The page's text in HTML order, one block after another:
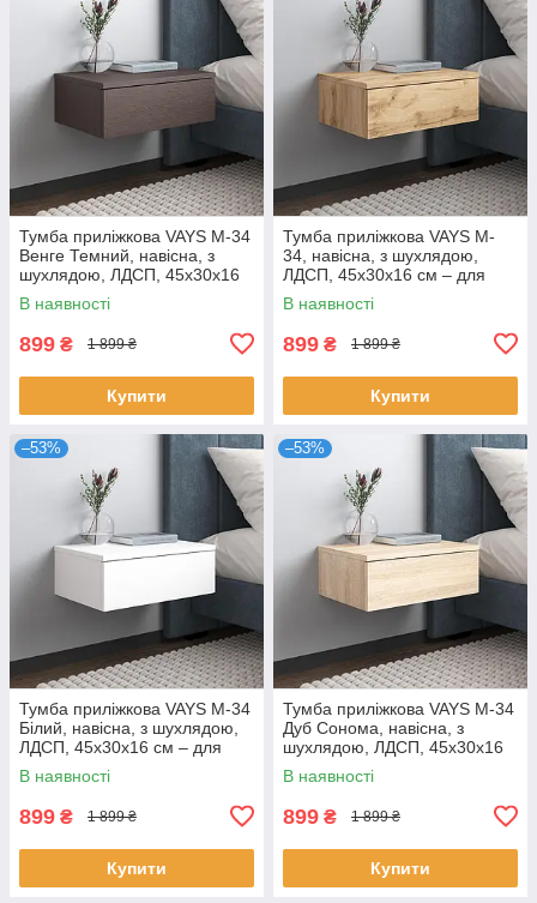
Тумба приліжкова VAYS M-34
Венге Темний, навісна, з
шухлядою, ЛДСП, 45х30х16
см – для спальні
В наявності
899 ₴ 1 899 ₴
Купити
Тумба приліжкова VAYS M-
34, навісна, з шухлядою,
ЛДСП, 45х30х16 см – для
спальні
В наявності
899 ₴ 1 899 ₴
Купити
–53%
Тумба приліжкова VAYS M-34
Білий, навісна, з шухлядою,
ЛДСП, 45х30х16 см – для
спальні
В наявності
899 ₴ 1 899 ₴
Купити
–53%
Тумба приліжкова VAYS M-34
Дуб Сонома, навісна, з
шухлядою, ЛДСП, 45х30х16
см – для спальні
В наявності
899 ₴ 1 899 ₴
Купити